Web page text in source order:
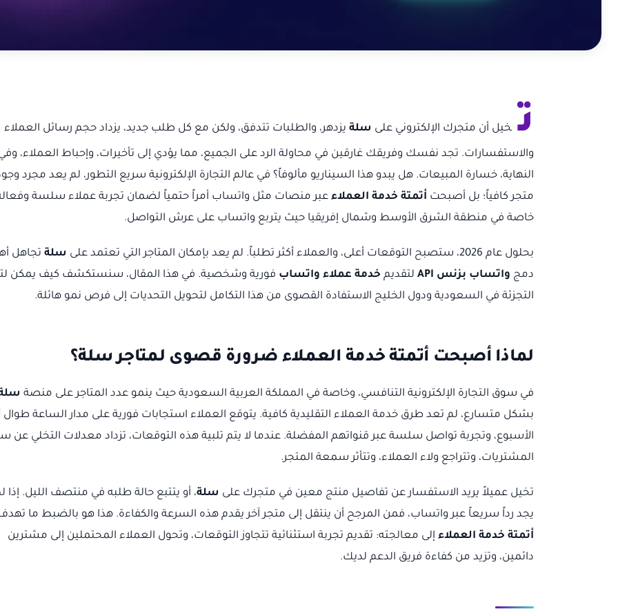
ت خيل أن متجرك الإلكتروني على سلة يزدهر، والطلبات تتدفق، ولكن مع كل طلب جديد، يزداد حجم رسائل العملاء
والاستفسارات. تجد نفسك وفريقك غارقين في محاولة الرد على الجميع، مما يؤدي إلى تأخيرات، وإحباط العملاء،
النهاية، خسارة المبيعات. هل يبدو هذا السيناريو مألوفاً؟ في عالم التجارة الإلكترونية سريع التطور، لم يعد مجرد
متجر كافياً؛ بل أصبحت أتمتة خدمة العملاء عبر منصات مثل واتساب أمراً حتمياً لضمان تجربة عملاء سلسة
خاصة في منطقة الشرق الأوسط وشمال إفريقيا حيث يتربع واتساب على عرش التواصل.
بحلول عام 2026، ستصبح التوقعات أعلى، والعملاء أكثر تطلباً. لم يعد بإمكان المتاجر التي تعتمد على سلة تجاهل
دمج واتساب بزنس API لتقديم خدمة عملاء واتساب فورية وشخصية. في هذا المقال، سنستكشف كيف يمكن
التجزئة في السعودية ودول الخليج الاستفادة القصوى من هذا التكامل لتحويل التحديات إلى فرص نمو هائلة.
لماذا أصبحت أتمتة خدمة العملاء ضرورة قصوى لمتاجر سلة؟
في سوق التجارة الإلكترونية التنافسي، وخاصة في المملكة العربية السعودية حيث ينمو عدد المتاجر على منصة
بشكل متسارع، لم تعد طرق خدمة العملاء التقليدية كافية. يتوقع العملاء استجابات فورية على مدار الساعة طوال
الأسبوع، وتجربة تواصل سلسة عبر قنواتهم المفضلة. عندما لا يتم تلبية هذه التوقعات، تزداد معدلات التخلي عن
المشتريات، وتتراجع ولاء العملاء، وتتأثر سمعة المتجر.
تخيل عميلاً يريد الاستفسار عن تفاصيل منتج معين في متجرك على سلة، أو يتتبع حالة طلبه في منتصف الليل. إذا
يجد رداً سريعاً عبر واتساب، فمن المرجح أن ينتقل إلى متجر آخر يقدم هذه السرعة والكفاءة. هذا هو بالضبط ما
أتمتة خدمة العملاء إلى معالجته: تقديم تجربة استثنائية تتجاوز التوقعات، وتحول العملاء المحتملين إلى مشترين
دائمين، وتزيد من كفاءة فريق الدعم لديك.